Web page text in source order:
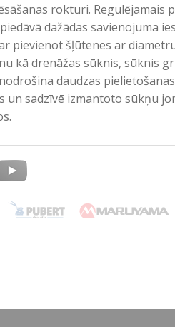
rokturi. Regulējamais
dažādas savienojuma
pievienot šļūtenes ar
kā drenāžas sūknis, sūknis
daudzas
sadzīvē izmantoto sūkņu